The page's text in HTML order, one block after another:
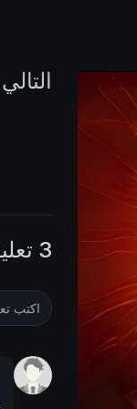
التالي
3 تعليقات